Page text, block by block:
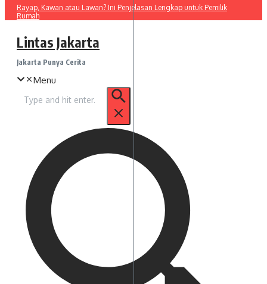
Rayap, Kawan atau Lawan? Ini Penjelasan Lengkap untuk Pemilik
Rumah
Lintas Jakarta
Jakarta Punya Cerita
Menu
untuk: